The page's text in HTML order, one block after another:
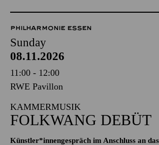
PHILHARMONIE ESSEN
Sunday
08.11.2026
11:00 - 12:00
RWE Pavillon
KAMMERMUSIK
FOLKWANG DEBÜT
Künstler*innengespräch im Anschluss an